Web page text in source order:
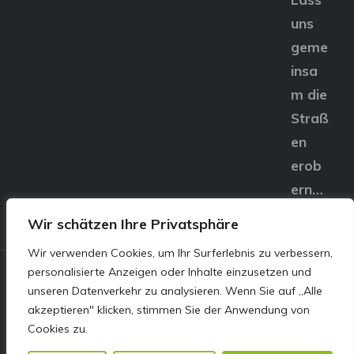
Wir schätzen Ihre Privatsphäre
Wir verwenden Cookies, um Ihr Surferlebnis zu verbessern,
personalisierte Anzeigen oder Inhalte einzusetzen und
unseren Datenverkehr zu analysieren. Wenn Sie auf „Alle
akzeptieren" klicken, stimmen Sie der Anwendung von
Cookies zu.
uns
geme
insa
m die
Straß
en
erob
ern…
© E&S Motors GmbH,
Linzer Straße 83 4240
Freistadt